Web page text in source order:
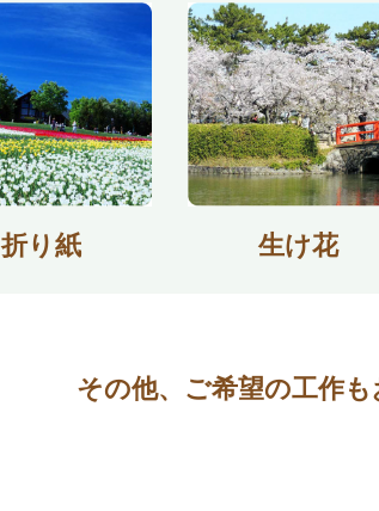
折り紙 生け花
その他、ご希望の工作